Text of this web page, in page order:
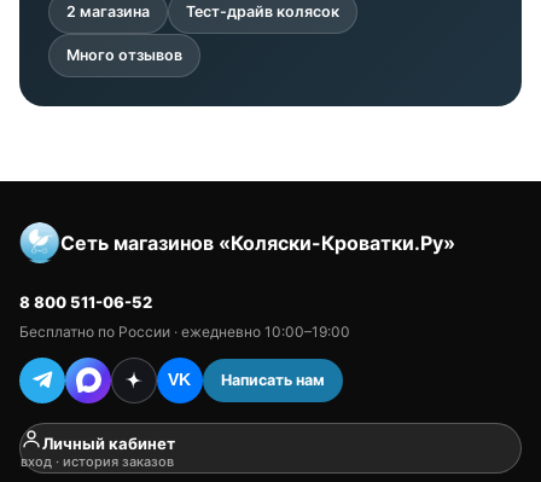
2 магазина Тест-драйв колясок
Много отзывов
Сеть магазинов «Коляски-Кроватки.Ру»
8 800 511-06-52
Бесплатно по России · ежедневно 10:00–19:00
VK Написать нам
Личный кабинет
вход · история заказов